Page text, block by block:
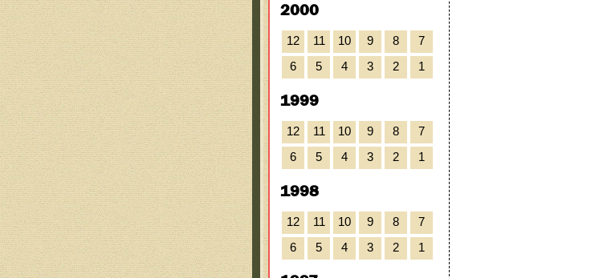
2000
12 11 10 9 8
7
6
5 4 3 2 1
1999
12 11 10 9 8
7
6
5 4 3 2 1
1998
12 11 10 9 8
7
6
5 4 3 2 1